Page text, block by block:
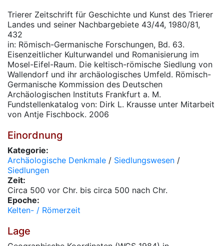
Trierer Zeitschrift für Geschichte und Kunst des Trierer
Landes und seiner Nachbargebiete 43/44, 1980/81,
432
in: Römisch-Germanische Forschungen, Bd. 63.
Eisenzeitlicher Kulturwandel und Romanisierung im
Mosel-Eifel-Raum. Die keltisch-römische Siedlung von
Wallendorf und ihr archäologisches Umfeld. Römisch-
Germanische Kommission des Deutschen
Archäologischen Instituts Frankfurt a. M.
Fundstellenkatalog von: Dirk L. Krausse unter Mitarbeit
von Antje Fischbock. 2006
Einordnung
Kategorie:
Archäologische Denkmale / Siedlungswesen /
Siedlungen
Zeit:
Circa 500 vor Chr. bis circa 500 nach Chr.
Epoche:
Kelten- / Römerzeit
Lage